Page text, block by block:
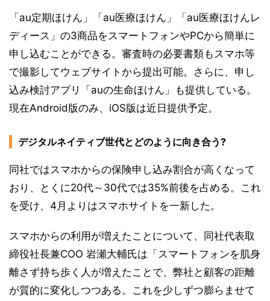
「au定期ほけん」「au医療ほけん」「au医療ほけんレ
ディース」の3商品をスマートフォンやPCから簡単に
申し込むことができる。審査時の必要書類もスマホ等
で撮影してウェブサイトから提出可能。さらに、申し
込み検討アプリ「auの生命ほけん」も提供している。
現在Android版のみ、iOS版は近日提供予定。
デジタルネイティブ世代とどのように向き合う?
同社ではスマホからの保険申し込み割合が高くなって
おり、とくに20代～30代では35%前後を占める。これ
を受け、4月よりはスマホサイトを一新した。
スマホからの利用が増えたことについて、同社代表取
締役社長兼COO 岩瀬大輔氏は「スマートフォンを肌身
離さず持ち歩く人が増えたことで、弊社と顧客の距離
が質的に変化しつつある。これを少しずつ膨らませて